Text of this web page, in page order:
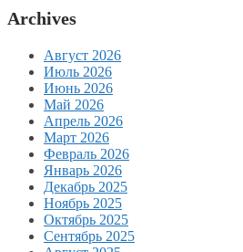
Archives
Август 2026
Июль 2026
Июнь 2026
Май 2026
Апрель 2026
Март 2026
Февраль 2026
Январь 2026
Декабрь 2025
Ноябрь 2025
Октябрь 2025
Сентябрь 2025